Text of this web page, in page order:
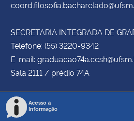
SECRETARIA INTEGRADA DE
Telefone: (55) 3220-9342
E-mail:
Sala 2111 / prédio 74A
Acesso à
Informação